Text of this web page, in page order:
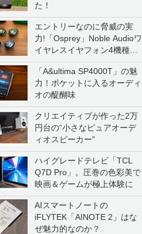
た！
エントリーなのに脅威の実
力!「Osprey」Noble Audioワ
イヤレスイヤフォン4機種を
一気に聴く
「A&ultima SP4000T」の魅
力！ポケットに入るオーディ
オの醍醐味
クリエイティブが作った2万
円台の“小さなピュアオーデ
ィオスピーカー”
ハイグレードテレビ「TCL
Q7D Pro」。圧巻の色彩美で
映画＆ゲームが極上体験に
AIスマートノートの
iFLYTEK「AINOTE 2」はな
ぜ魅力的なのか？